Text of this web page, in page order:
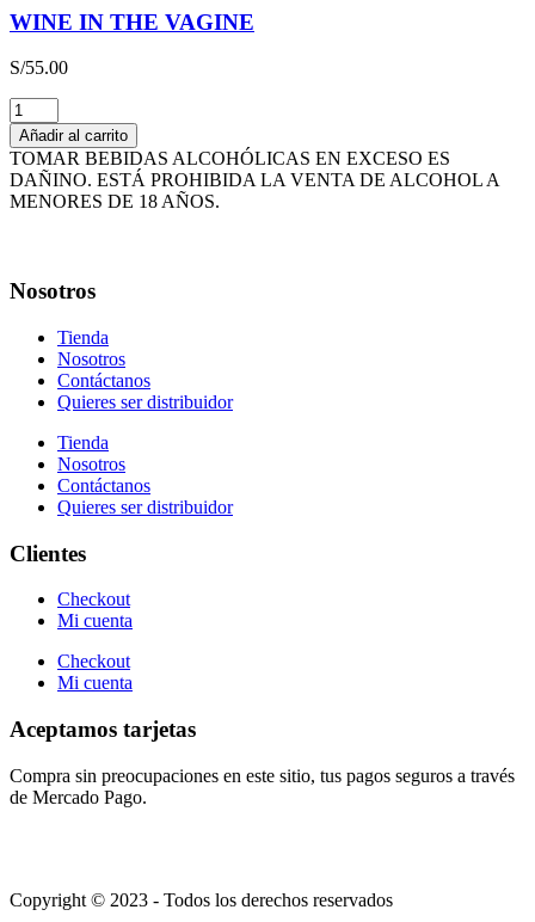
WINE IN THE VAGINE
S/55.00
WINE
IN
THE
VAGINE
cantidad
Añadir al carrito
TOMAR BEBIDAS ALCOHÓLICAS EN EXCESO ES
DAÑINO. ESTÁ PROHIBIDA LA VENTA DE ALCOHOL A
MENORES DE 18 AÑOS.
Nosotros
Tienda
Nosotros
Contáctanos
Quieres ser distribuidor
Tienda
Nosotros
Contáctanos
Quieres ser distribuidor
Clientes
Checkout
Mi cuenta
Checkout
Mi cuenta
Aceptamos tarjetas
Compra sin preocupaciones en este sitio, tus pagos seguros a través
de Mercado Pago.
Copyright © 2023 - Todos los derechos reservados